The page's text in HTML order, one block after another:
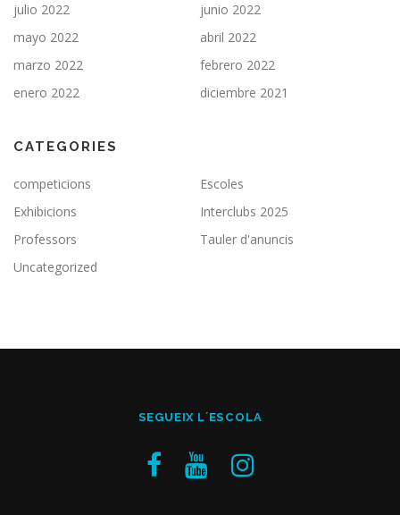
julio 2022
junio 2022
mayo 2022
abril 2022
marzo 2022
febrero 2022
enero 2022
diciembre 2021
CATEGORIES
competicions
Escoles
Exhibicions
Interclubs 2025
Professors
Tauler d'anuncis
Uncategorized
SEGUEIX L´ESCOLA